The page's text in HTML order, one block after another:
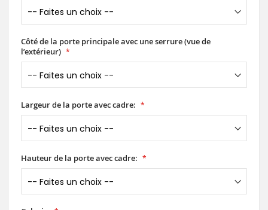
Côté de la porte principale avec une serrure (vue de
l’extérieur)
Largeur de la porte avec cadre:
Hauteur de la porte avec cadre: